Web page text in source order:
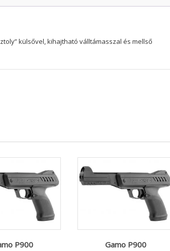
külsővel, kihajtható válltámasszal és mellső
P900 Gamo P900